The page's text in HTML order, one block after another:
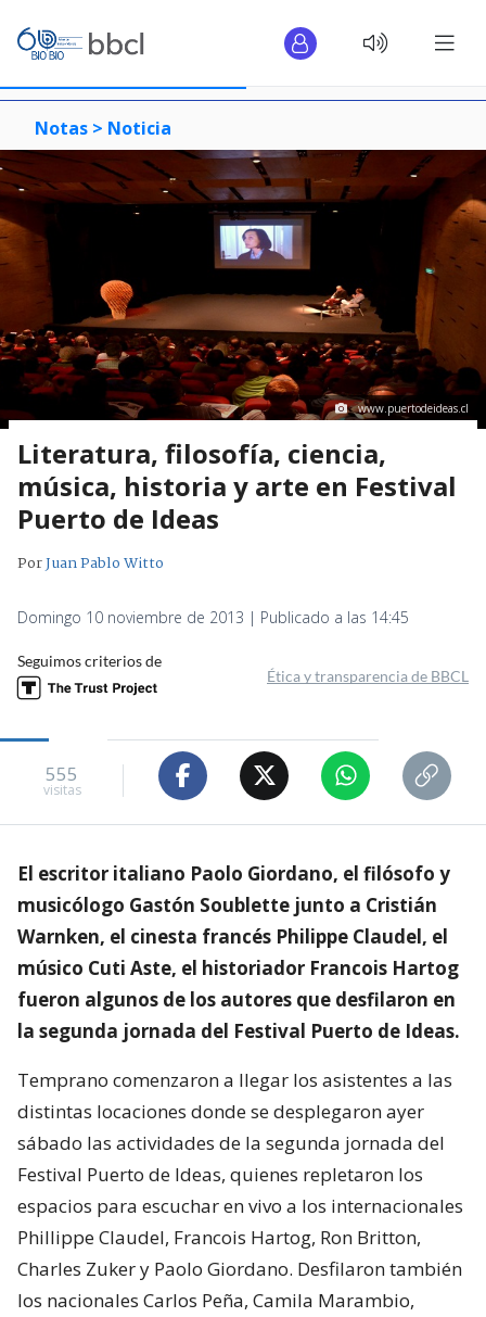
Notas > Noticia
www.puertodeideas.cl
Literatura, filosofía, ciencia,
música, historia y arte en Festival
Puerto de Ideas
PorJuan Pablo Witto
Domingo 10 noviembre de 2013 | Publicado a las 14:45
Seguimos criterios de
Ética y transparencia de BBCL
555
visitas
El escritor italiano Paolo Giordano, el filósofo y
musicólogo Gastón Soublette junto a Cristián
Warnken, el cinesta francés Philippe Claudel, el
músico Cuti Aste, el historiador Francois Hartog
fueron algunos de los autores que desfilaron en
la segunda jornada del Festival Puerto de Ideas.
Temprano comenzaron a llegar los asistentes a las
distintas locaciones donde se desplegaron ayer
sábado las actividades de la segunda jornada del
Festival Puerto de Ideas, quienes repletaron los
espacios para escuchar en vivo a los internacionales
Phillippe Claudel, Francois Hartog, Ron Britton,
Charles Zuker y Paolo Giordano. Desfilaron también
los nacionales Carlos Peña, Camila Marambio,